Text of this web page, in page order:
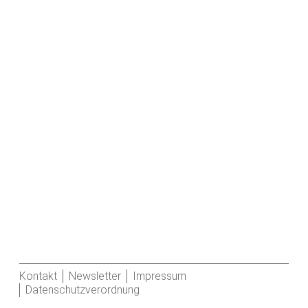
Kontakt Newsletter
Impressum
Datenschutzverordnung